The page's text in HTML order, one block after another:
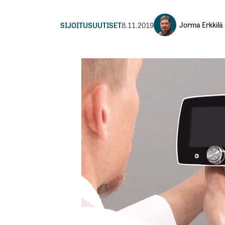
SIJOITUSUUTISET8.11.2019 Jorma Erkkilä